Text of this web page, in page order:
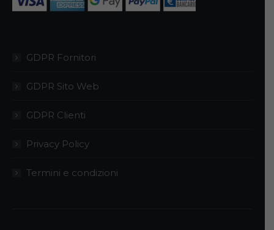
GDPR Fornitori
GDPR Sito Web
GDPR Clienti
Privacy Policy
Termini e condizioni